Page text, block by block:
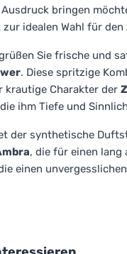
bringen
idealen Wahl für
Sie frische und
. Diese spritzige
krautige Charakter der
ihm Tiefe und
der synthetische
, die für einen lang
einen